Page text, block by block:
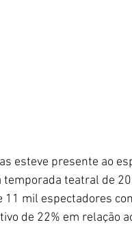
esteve presente ao
temporada teatral de
11 mil espectadores
de 22% em relação